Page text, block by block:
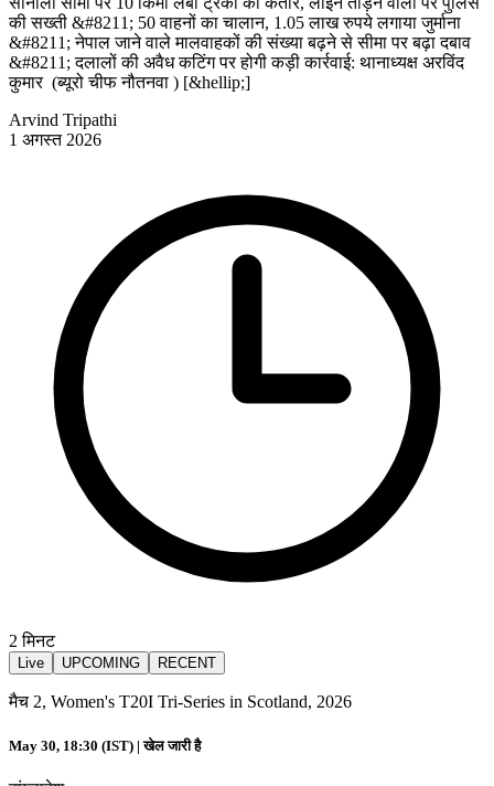
की सख्ती &#8211; 50 वाहनों का चालान, 1.05 लाख रुपये लगाया जुर्माना
&#8211; नेपाल जाने वाले मालवाहकों की संख्या बढ़ने से सीमा पर बढ़ा दबाव
&#8211; दलालों की अवैध कटिंग पर होगी कड़ी कार्रवाई: थानाध्यक्ष अरविंद
कुमार (ब्यूरो चीफ नौतनवा ) [&hellip;]
Arvind Tripathi
1 अगस्त 2026
2मिनट
Live UPCOMING RECENT
मैच 2, Women's T20I Tri-Series in Scotland, 2026
May 30, 18:30 (IST) |खेल जारी है